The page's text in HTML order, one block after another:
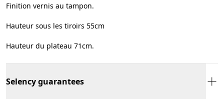
Finition vernis au tampon.
Hauteur sous les tiroirs 55cm
Hauteur du plateau 71cm.
Selency guarantees